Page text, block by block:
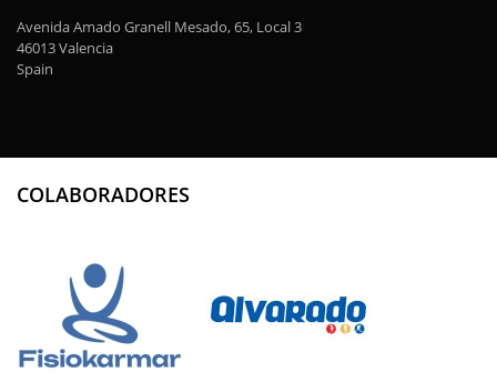
Avenida Amado Granell Mesado, 65, Local 3
46013 Valencia
Spain
COLABORADORES